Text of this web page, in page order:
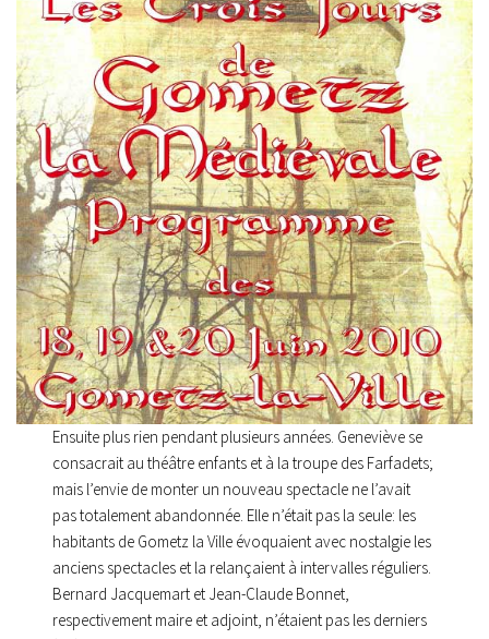
Ensuite plus rien pendant plusieurs années. Geneviève se
consacrait au théâtre enfants et à la troupe des Farfadets;
mais l’envie de monter un nouveau spectacle ne l’avait
pas totalement abandonnée. Elle n’était pas la seule: les
habitants de Gometz la Ville évoquaient avec nostalgie les
anciens spectacles et la relançaient à intervalles réguliers.
Bernard Jacquemart et Jean-Claude Bonnet,
respectivement maire et adjoint, n’étaient pas les derniers